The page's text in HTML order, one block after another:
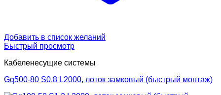
Добавить в список желаний
Быстрый просмотр
Кабеленесущие системы
Gq500-80 S0.8 L2000, лоток замковый (быстрый монтаж)